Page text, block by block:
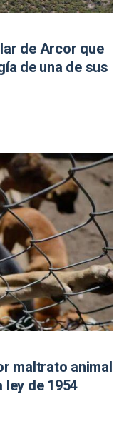
de Arcor que
de una de sus
maltrato animal
ley de 1954